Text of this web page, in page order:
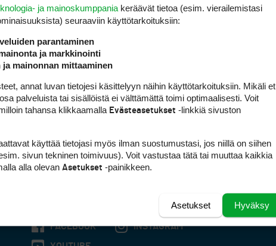
FACEBOOK INSTAGRAM
ja mainoskumppania keräävät tietoa (esim. vierailemis­tasi
seuraaviin käyttötarkoituksiin:
parantaminen
ja markkinointi
ja mainonnan mittaaminen
annat luvan tietojesi käsittelyyn näihin käyttötarkoituksiin. Mikäli et
palveluista tai sisällöistä ei välttämättä toimi optimaalisesti. Voit
tahansa klikkaamalla Evästeasetukset -linkkiä sivuston
käyttää tietojasi myös ilman suostumustasi, jos niillä on siihen
sivun tekninen toimivuus). Voit vastustaa tätä tai muuttaa kaikkia
alla olevan Asetukset -painikkeen.
Hyväksy
Asetukset